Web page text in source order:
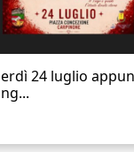
24 luglio